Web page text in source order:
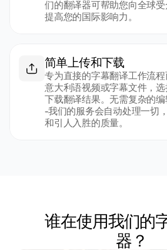
们的翻译器可帮助您向全球
提高您的国际影响力。
简单上传和下载
专为直接的字幕翻译工作流
意大利语视频或字幕文件，
下载翻译结果。无需复杂的
-我们的服务会自动处理一切
和引人入胜的质量。
谁在使用我们的
器？